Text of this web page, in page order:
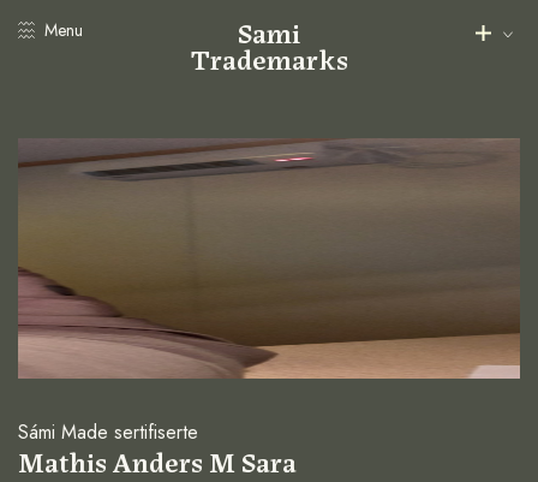
Menu Sami
Trademarks
Sámi Made sertifiserte
Mathis Anders M Sara